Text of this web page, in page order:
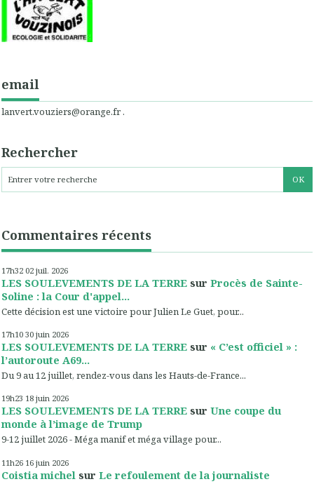
email
lanvert.vouziers@orange.fr .
Rechercher
Commentaires récents
17h32 02 juil. 2026
LES SOULEVEMENTS DE LA TERRE sur Procès de Sainte-
Soline : la Cour d'appel...
Cette décision est une victoire pour Julien Le Guet, pour...
17h10 30 juin 2026
LES SOULEVEMENTS DE LA TERRE sur « C’est officiel » :
l’autoroute A69...
Du 9 au 12 juillet, rendez-vous dans les Hauts-de-France...
19h23 18 juin 2026
LES SOULEVEMENTS DE LA TERRE sur Une coupe du
monde à l’image de Trump
9-12 juillet 2026 - Méga manif et méga village pour...
11h26 16 juin 2026
Coistia michel sur Le refoulement de la journaliste